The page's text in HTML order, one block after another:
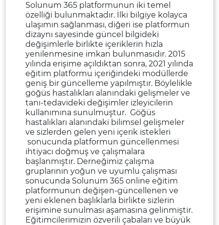
Solunum 365 platformunun iki temel
özelliği bulunmaktadır. İlki bilgiye kolayca
ulaşımın sağlanması, diğeri ise platformun
dizaynı sayesinde güncel bilgideki
değişimlerle birlikte içeriklerin hızla
yenilenmesine imkan bulunmasıdır. 2015
yılında erişime açıldıktan sonra, 2021 yılında
eğitim platformu içeriğindeki modüllerde
geniş bir güncelleme yapılmıştır. Böylelikle
göğüs hastalıkları alanındaki gelişmeler ve
tanı-tedavideki değişimler izleyicilerin
kullanımına sunulmuştur. Göğüs
hastalıkları alanındaki bilimsel gelişmeler
ve sizlerden gelen yeni içerik istekleri
sonucunda platformun güncellenmesi
ihtiyacı doğmuş ve çalışmalara
başlanmıştır. Derneğimiz çalışma
gruplarının yoğun ve uyumlu çalışması
sonucunda Solunum 365 online eğitim
platformunun değişen-güncellenen ve
yeni eklenen başlıklarla birlikte sizlerin
erişimine sunulması aşamasına gelinmiştir.
Eğitimcilerimizin özverili çabaları ve büyük